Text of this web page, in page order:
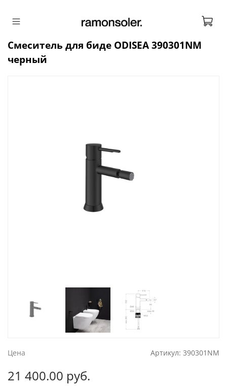
Цена Артикул: 390301NM
Смеситель для биде ODISEA 390301NM
черный
21 400.00 руб.